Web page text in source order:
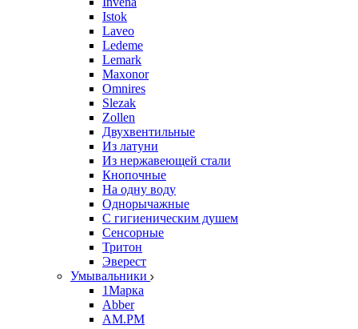
Istok
Laveo
Ledeme
Lemark
Maxonor
Omnires
Slezak
Zollen
Двухвентильные
Из латуни
Из нержавеющей стали
Кнопочные
На одну воду
Однорычажные
С гигиеническим душем
Сенсорные
Тритон
Эверест
Умывальники
1Марка
Abber
AM.PM